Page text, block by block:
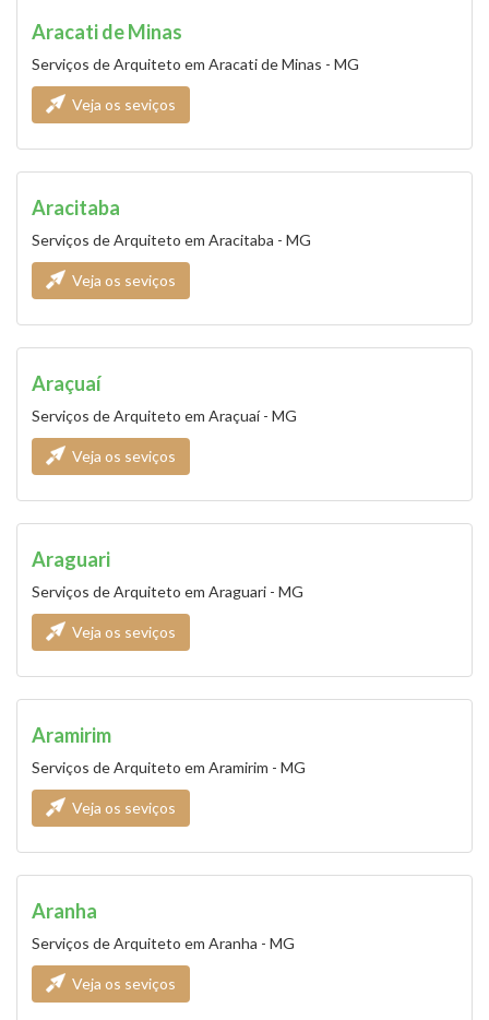
Aracati de Minas
Serviços de Arquiteto em Aracati de Minas - MG
Veja os seviços
Aracitaba
Serviços de Arquiteto em Aracitaba - MG
Veja os seviços
Araçuaí
Serviços de Arquiteto em Araçuaí - MG
Veja os seviços
Araguari
Serviços de Arquiteto em Araguari - MG
Veja os seviços
Aramirim
Serviços de Arquiteto em Aramirim - MG
Veja os seviços
Aranha
Serviços de Arquiteto em Aranha - MG
Veja os seviços